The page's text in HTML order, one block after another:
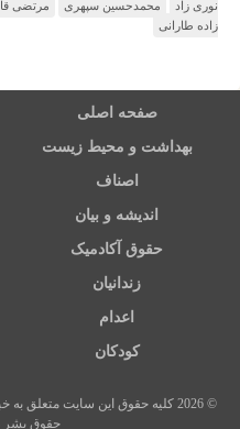
نوری زاد
محمدحسین سپهری مرتضی
زاده طارانی
صفحه اصلی
بهداشت و محیط زیست
اصناف
اندیشه و بیان
حقوق آکادمیک
زندانیان
اعدام
کودکان
© 2026 کلیه حقوق این سایت متعلق
حقوق بشر